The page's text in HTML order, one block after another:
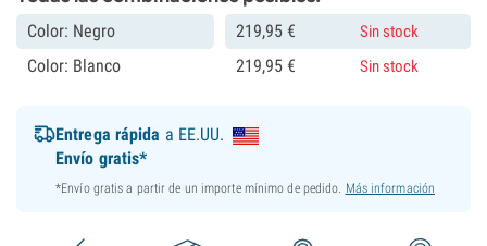
Color: Negro 219,95 € Sin stock
Color: Blanco 219,95 € Sin stock
Entrega rápida a EE.UU.
Envío gratis*
*Envío gratis a partir de un importe mínimo de pedido. Más información